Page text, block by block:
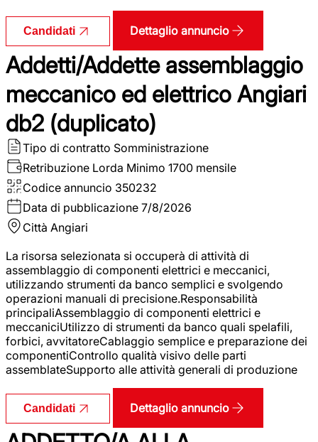
Candidati Dettaglio annuncio
Addetti/Addette assemblaggio
meccanico ed elettrico Angiari
db2 (duplicato)
Tipo di contratto Somministrazione
Retribuzione Lorda Minimo 1700 mensile
Codice annuncio 350232
Data di pubblicazione 7/8/2026
Città Angiari
La risorsa selezionata si occuperà di attività di
assemblaggio di componenti elettrici e meccanici,
utilizzando strumenti da banco semplici e svolgendo
operazioni manuali di precisione.Responsabilità
principaliAssemblaggio di componenti elettrici e
meccaniciUtilizzo di strumenti da banco quali spelafili,
forbici, avvitatoreCablaggio semplice e preparazione dei
componentiControllo qualità visivo delle parti
assemblateSupporto alle attività generali di produzione
Candidati Dettaglio annuncio